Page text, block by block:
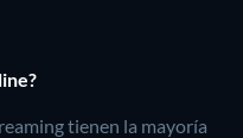
tienen la mayoría